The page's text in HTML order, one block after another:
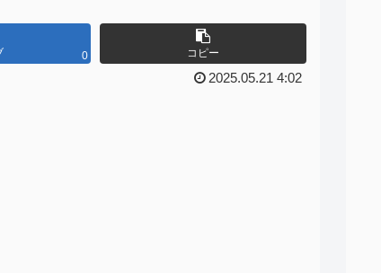
0 コピー
2025.05.21 4:02